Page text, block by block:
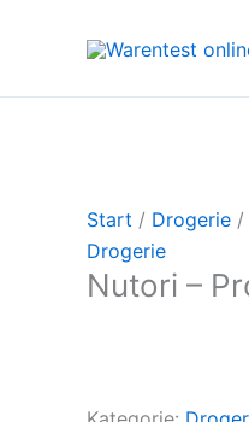
Start / Drogerie /
Drogerie
Nutori –